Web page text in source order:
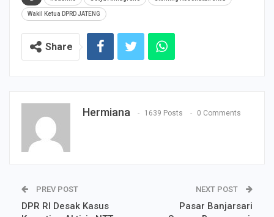
Wakil Ketua DPRD JATENG
Share
Hermiana 1639 Posts 0 Comments
PREV POST
DPR RI Desak Kasus
NEXT POST
Pasar Banjarsari